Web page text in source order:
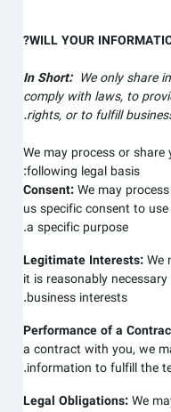
In Short:We only
comply with laws, to
rights, or to fulfill
We may process or
following legal basis:
Consent:We may
us specific consent to
a specific purpose.
Legitimate Interests:
it is reasonably
business interests.
Performance of a
a contract with you, we
information to fulfill the
Legal Obligations:We